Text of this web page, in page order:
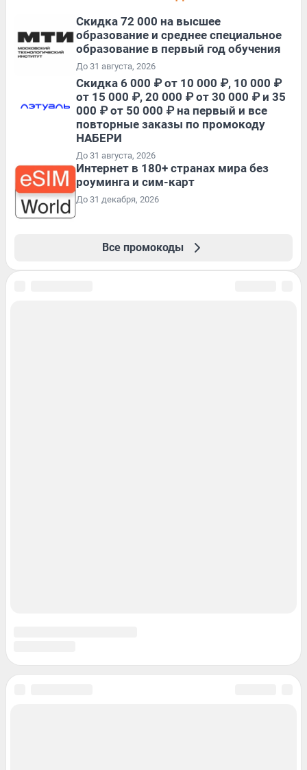
Скидка 72 000 на высшее
образование и среднее специальное
образование в первый год обучения
До 31 августа, 2026
Скидка 6 000 ₽ от 10 000 ₽, 10 000 ₽
от 15 000 ₽, 20 000 ₽ от 30 000 ₽ и 35
000 ₽ от 50 000 ₽ на первый и все
повторные заказы по промокоду
НАБЕРИ
До 31 августа, 2026
Интернет в 180+ странах мира без
роуминга и сим-карт
До 31 декабря, 2026
Все промокоды